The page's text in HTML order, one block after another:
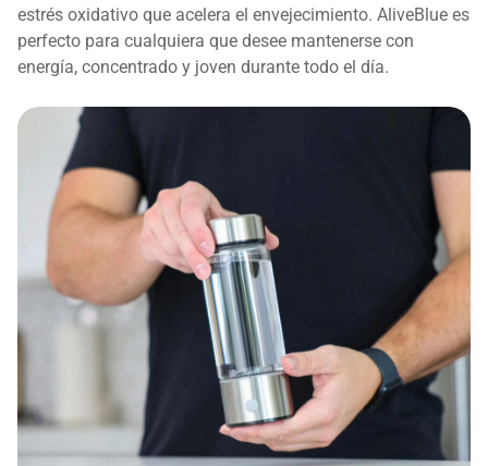
estrés oxidativo que acelera el envejecimiento. AliveBlue es
perfecto para cualquiera que desee mantenerse con
energía, concentrado y joven durante todo el día.